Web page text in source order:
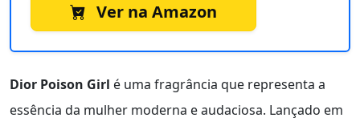
Ver na Amazon
Dior Poison Girl é uma fragrância que representa a
essência da mulher moderna e audaciosa. Lançado em